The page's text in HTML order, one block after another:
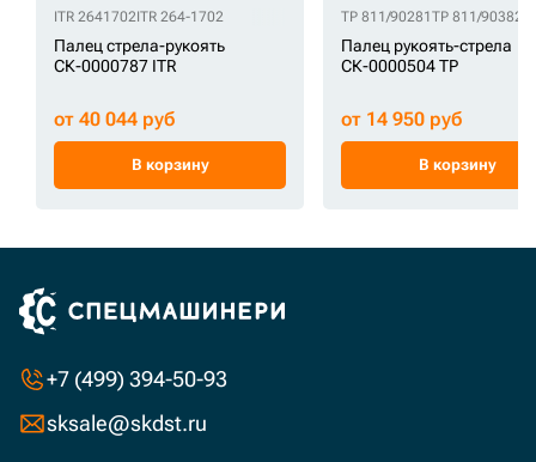
ITR 2641702ITR 264-1702
Палец стрела-рукоять
СК-0000787 ITR
от 40 044 руб
В корзину
TP 811/90281 TP 811/90382
Палец рукоять-стрела
СК-0000504 TP
от 14 950 руб
В корзину
+7 (499) 394-50-93
sksale@skdst.ru